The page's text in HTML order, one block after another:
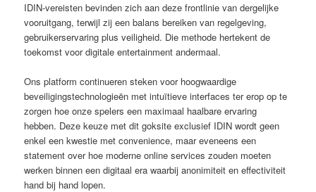
IDIN-vereisten bevinden zich aan deze frontlinie van dergelijke
vooruitgang, terwijl zij een balans bereiken van regelgeving,
gebruikerservaring plus veiligheid. Die methode hertekent de
toekomst voor digitale entertainment andermaal.
Ons platform continueren steken voor hoogwaardige
beveiligingstechnologieën met intuïtieve interfaces ter erop op te
zorgen hoe onze spelers een maximaal haalbare ervaring
hebben. Deze keuze met dit goksite exclusief IDIN wordt geen
enkel een kwestie met convenience, maar eveneens een
statement over hoe moderne online services zouden moeten
werken binnen een digitaal era waarbij anonimiteit en effectiviteit
hand bij hand lopen.